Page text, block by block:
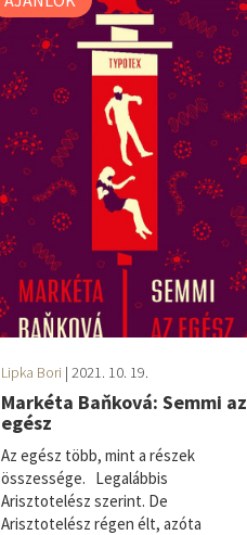
Lipka Bori | 2021. 10. 19.
Markéta Baňková: Semmi az
egész
Az egész több, mint a részek
összessége. Legalábbis
Arisztotelész szerint. De
Arisztotelész régen élt, azóta